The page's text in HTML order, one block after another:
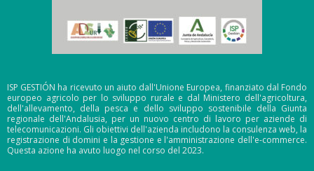
ISP GESTIÓN ha ricevuto un aiuto dall'Unione Europea, finanziato dal Fondo
europeo agricolo per lo sviluppo rurale e dal Ministero dell'agricoltura,
dell'allevamento, della pesca e dello sviluppo sostenibile della Giunta
regionale dell'Andalusia, per un nuovo centro di lavoro per aziende di
telecomunicazioni. Gli obiettivi dell'azienda includono la consulenza web, la
registrazione di domini e la gestione e l'amministrazione dell'e-commerce.
Questa azione ha avuto luogo nel corso del 2023.